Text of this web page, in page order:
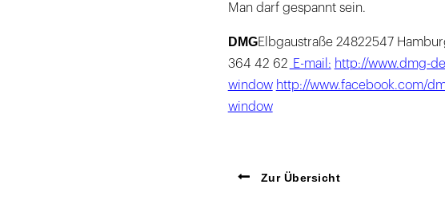
Man darf gespannt sein.
DMGElbgaustraße 24822547
364 42 62 E-mail: http://www.dmg-
window http://www.facebook.com/
window
Zur Übersicht